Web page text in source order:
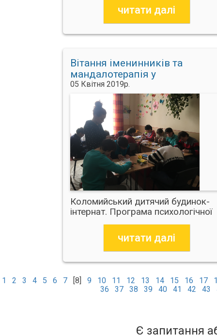
читати далі
Вітання іменинників та
мандалотерапія у
Коломийському дитячому
будинку-інтернаті
05 Квітня 2019р.
Коломийський дитячий будинок-
інтернат. Програма психологічної
допомоги
читати далі
1 2 3 4 5 6 7[8] 9 10 11 12 13 14 15 16 17
36
37 38 39 40 41 42 43
Є запитання